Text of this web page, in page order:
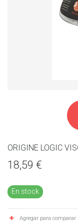
ORIGINE LOGIC
18,59 €
En stock
Agregar para comparar